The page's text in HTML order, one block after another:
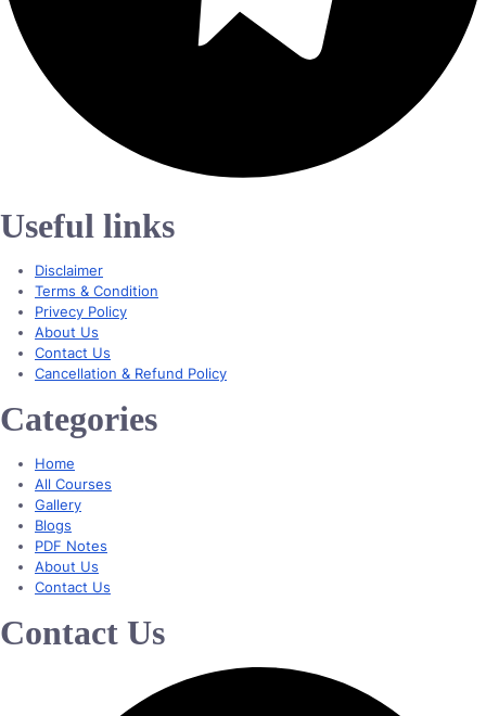
Useful links
MenuDisclaimer
Terms & Condition
Privecy Policy
About Us
Contact Us
Cancellation & Refund Policy
Categories
MenuHome
All Courses
Gallery
Blogs
PDF Notes
About Us
Contact Us
Contact Us